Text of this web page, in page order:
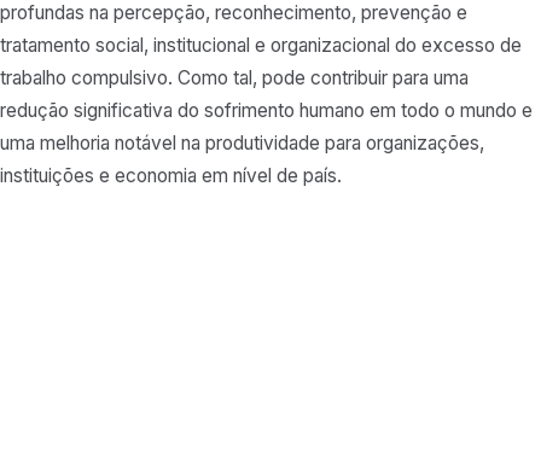
profundas na percepção, reconhecimento, prevenção e
tratamento social, institucional e organizacional do excesso de
trabalho compulsivo. Como tal, pode contribuir para uma
redução significativa do sofrimento humano em todo o mundo e
uma melhoria notável na produtividade para organizações,
instituições e economia em nível de país.